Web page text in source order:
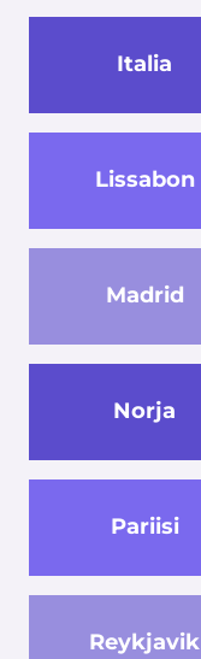
Italia
Lissabon
Madrid
Norja
Pariisi
Reykjavik